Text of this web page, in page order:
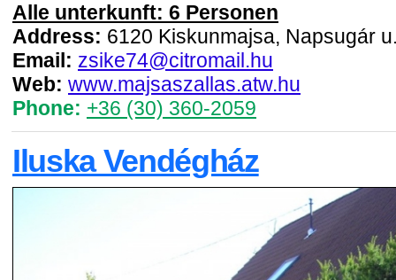
Alle unterkunft: 6 Personen
Address: 6120 Kiskunmajsa, Napsugár
Email: zsike74@citromail.hu
Web: www.majsaszallas.atw.hu
Phone: +36 (30) 360-2059
Iluska Vendégház